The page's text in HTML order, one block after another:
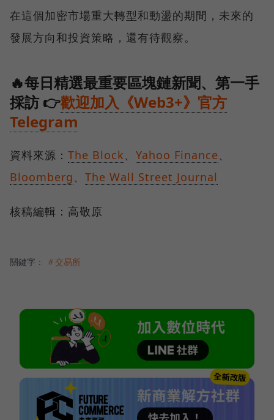
在這個加密市場重大轉型和動盪的期間，未來的
發展方向和投資策略，還有待觀察。
🔥每日精選最重要區塊鏈新聞、第一手
採訪 👉歡迎加入《Web3+》官方
Telegram
資料來源： The Block、 Yahoo Finance、
Bloomberg、 The Wall Street Journal
核稿編輯：高敬原
關鍵字： ＃交易所